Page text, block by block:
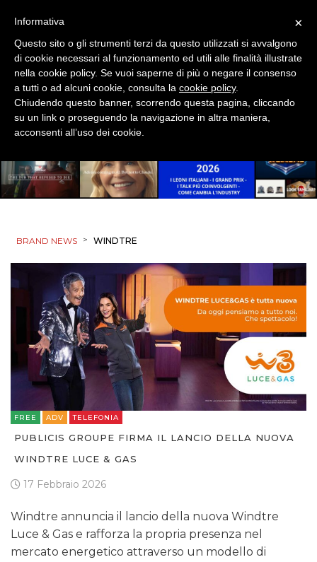
BRAND NEWS > WINDTRE
FREE ADV TELEFONIA
PUBLICIS GROUPE FIRMA IL LANCIO DELLA NUOVA
WINDTRE LUCE & GAS
17 Febbraio 2026
Windtre annuncia il lancio della nuova Windtre
Luce & Gas e rafforza la propria presenza nel
mercato energetico attraverso un modello di
×
Informativa
Questo sito o gli strumenti terzi da questo utilizzati si avvalgono
di cookie necessari al funzionamento ed utili alle finalità illustrate
nella cookie policy. Se vuoi saperne di più o negare il consenso
a tutti o ad alcuni cookie, consulta la cookie policy.
Chiudendo questo banner, scorrendo questa pagina, cliccando
su un link o proseguendo la navigazione in altra maniera,
acconsenti all’uso dei cookie.